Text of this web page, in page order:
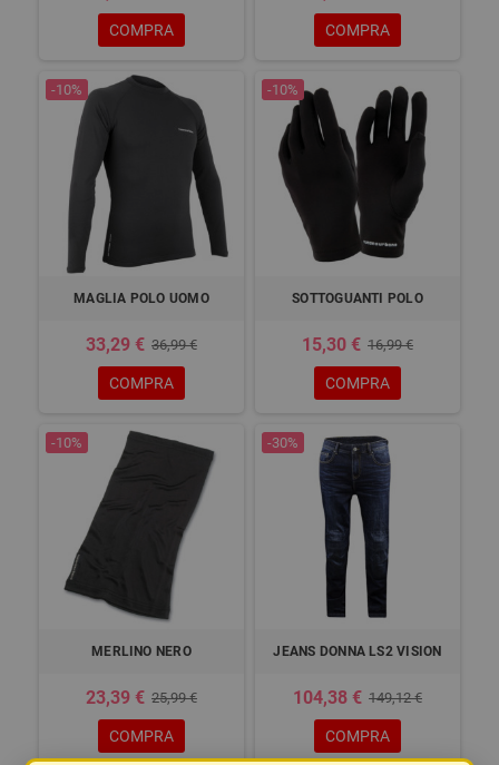
COMPRA COMPRA
-10%
MAGLIA POLO UOMO
33,29 € 36,99 €
COMPRA
-10%
SOTTOGUANTI POLO
15,30 € 16,99 €
COMPRA
-10%
MERLINO NERO
23,39 € 25,99 €
COMPRA
-30%
JEANS DONNA LS2 VISION
104,38 € 149,12 €
COMPRA